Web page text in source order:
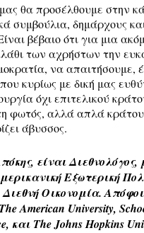
θα προσέλθουμε στην
συμβούλια, δημάρχους
βέβαιο ότι για μια
των αχρήστων την
να απαιτήσουμε,
κυρίως με δική μας
όχι επιτελικού
φωτός, αλλά απλά
άβυσσος.
είναι Διεθνολόγος,
Εξωτερική
Οικονομία.
American University,
και The Johns Hopkins